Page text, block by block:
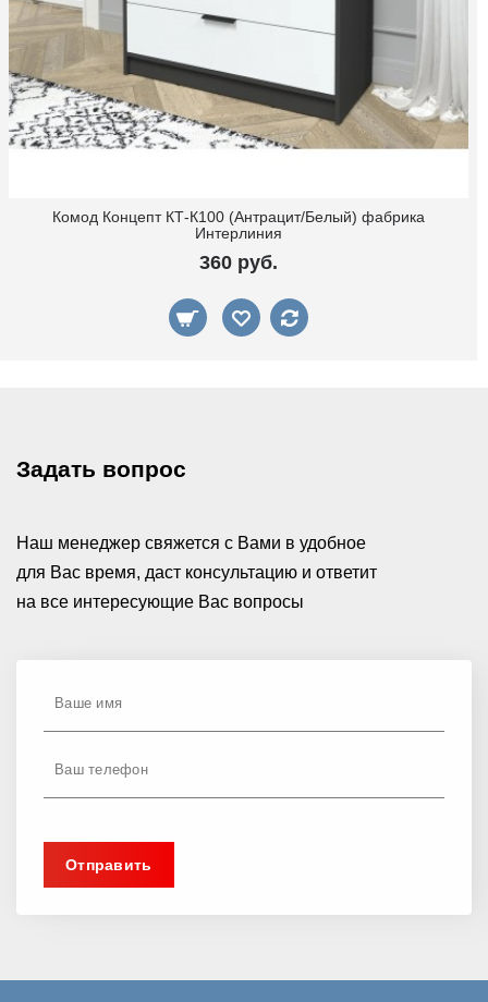
Комод Концепт КТ-К100 (Антрацит/Белый) фабрика
Интерлиния
360 руб.
Задать вопрос
Наш менеджер свяжется с Вами в удобное
для Вас время, даст консультацию и ответит
на все интересующие Вас вопросы